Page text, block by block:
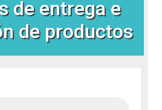
de entrega e
de productos